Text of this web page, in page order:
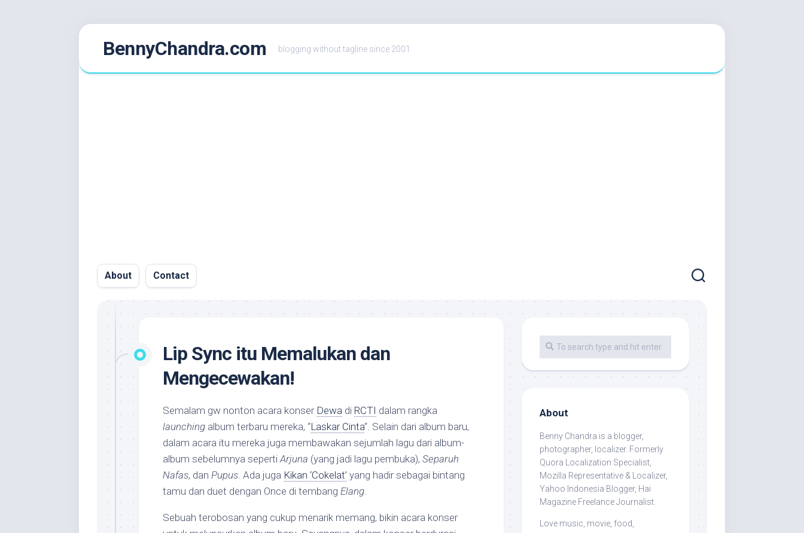
BennyChandra.com blogging without tagline since 2001
About Contact
Lip Sync itu Memalukan dan
Mengecewakan!
Semalam gw nonton acara konser Dewa di RCTI dalam rangka
launching album terbaru mereka, “Laskar Cinta“. Selain dari album baru,
dalam acara itu mereka juga membawakan sejumlah lagu dari album-
album sebelumnya sepertiArjuna (yang jadi lagu pembuka), Separuh
Nafas, dan Pupus. Ada juga Kikan ‘Cokelat’ yang hadir sebagai bintang
tamu dan duet dengan Once di tembang Elang.
Sebuah terobosan yang cukup menarik memang, bikin acara konser
About
Benny Chandra is a blogger,
photographer, localizer. Formerly
Quora Localization Specialist,
Mozilla Representative & Localizer,
Yahoo Indonesia Blogger, Hai
Magazine Freelance Journalist.
Love music, movie, food,